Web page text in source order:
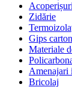
Acoperișuri
Zidărie
Gips carton
Materiale
Amenajari
Bricolaj